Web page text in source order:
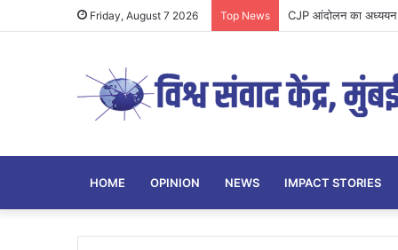
Friday, August 7 2026 Top News Parenting Has Its
HOME OPINION NEWS IMPACT STORIES